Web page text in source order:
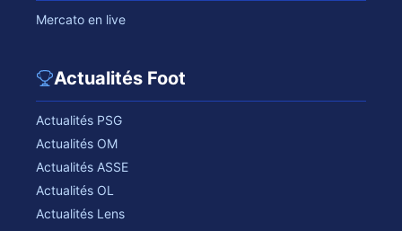
Mercato en live
Actualités Foot
Actualités PSG
Actualités OM
Actualités ASSE
Actualités OL
Actualités Lens